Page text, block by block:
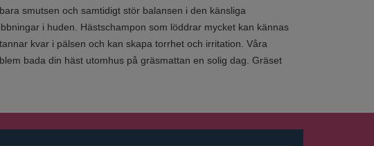
smutsen och samtidigt stör balansen i den känsliga
i huden. Hästschampon som löddrar mycket kan kännas
kvar i pälsen och kan skapa torrhet och irritation. Våra
bada din häst utomhus på gräsmattan en solig dag. Gräset